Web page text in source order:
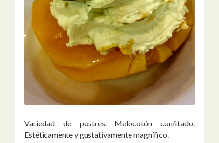
Variedad de postres. Melocotón confitado.
Estéticamente y gustativamente magnífico.